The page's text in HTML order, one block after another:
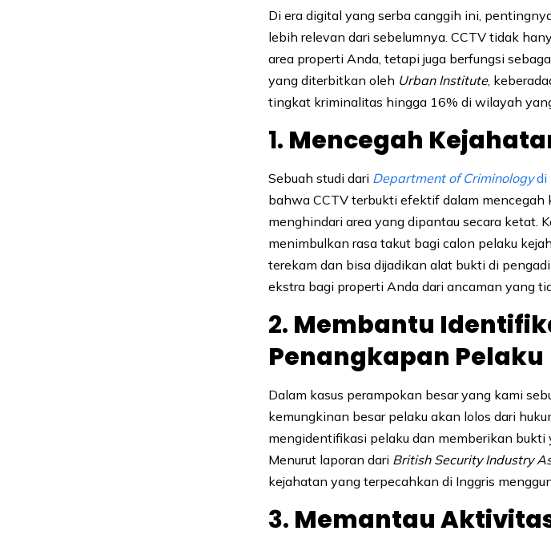
Di era digital yang serba canggih ini,
lebih relevan dari sebelumnya. CCTV tidak
area properti Anda, tetapi juga berfungsi
yang diterbitkan oleh Urban Institute,
tingkat kriminalitas hingga 16% di wilayah
1. Mencegah
Sebuah studi dari Department of Criminologydi
bahwa CCTV terbukti efektif dalam
menghindari area yang dipantau secara ketat.
menimbulkan rasa takut bagi calon pelaku
terekam dan bisa dijadikan alat bukti di
ekstra bagi properti Anda dari ancaman yang
2. Membantu
Penangkapan Pelaku
Dalam kasus perampokan besar yang kami
kemungkinan besar pelaku akan lolos dari
mengidentifikasi pelaku dan memberikan bukti
Menurut laporan dari British Security Industry
kejahatan yang terpecahkan di Inggris
3. Memantau